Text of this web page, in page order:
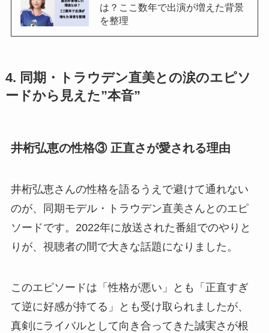
は？ここ数年で出演が増えた背景
を整理
4. 同期・トラウデン直美との涙のエピソ
ードから見えた”本音”
井桁弘恵の性格③ 正直さが愛される理由
井桁弘恵さんの性格を語るうえで避けて通れない
のが、同期モデル・トラウデン直美さんとのエピ
ソードです。2022年に放送された番組でのやりと
りが、視聴者の間で大きな話題になりました。
このエピソードは「性格が悪い」とも「正直すぎ
て逆に好感が持てる」とも受け取られましたが、
真剣にライバルとして向き合ってきた誠実さが根